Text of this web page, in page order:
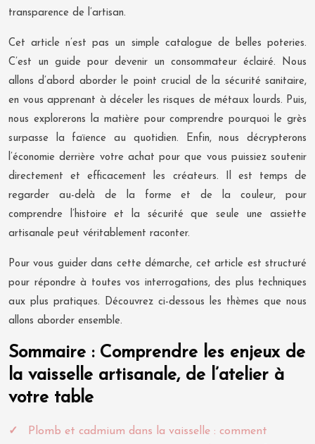
transparence de l’artisan.
Cet article n’est pas un simple catalogue de belles poteries.
C’est un guide pour devenir un consommateur éclairé. Nous
allons d’abord aborder le point crucial de la sécurité sanitaire,
en vous apprenant à déceler les risques de métaux lourds. Puis,
nous explorerons la matière pour comprendre pourquoi le grès
surpasse la faïence au quotidien. Enfin, nous décrypterons
l’économie derrière votre achat pour que vous puissiez soutenir
directement et efficacement les créateurs. Il est temps de
regarder au-delà de la forme et de la couleur, pour
comprendre l’histoire et la sécurité que seule une assiette
artisanale peut véritablement raconter.
Pour vous guider dans cette démarche, cet article est structuré
pour répondre à toutes vos interrogations, des plus techniques
aux plus pratiques. Découvrez ci-dessous les thèmes que nous
allons aborder ensemble.
Sommaire : Comprendre les enjeux de
la vaisselle artisanale, de l’atelier à
votre table
Plomb et cadmium dans la vaisselle : comment